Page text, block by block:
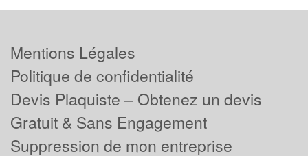
Mentions Légales
Politique de confidentialité
Devis Plaquiste – Obtenez un devis
Gratuit & Sans Engagement
Suppression de mon entreprise